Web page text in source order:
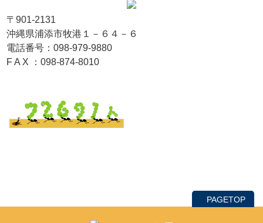
〒901-2131
沖縄県浦添市牧港１－６４－６
電話番号：098-979-9880
F A X ：098-874-8010
PAGETOP